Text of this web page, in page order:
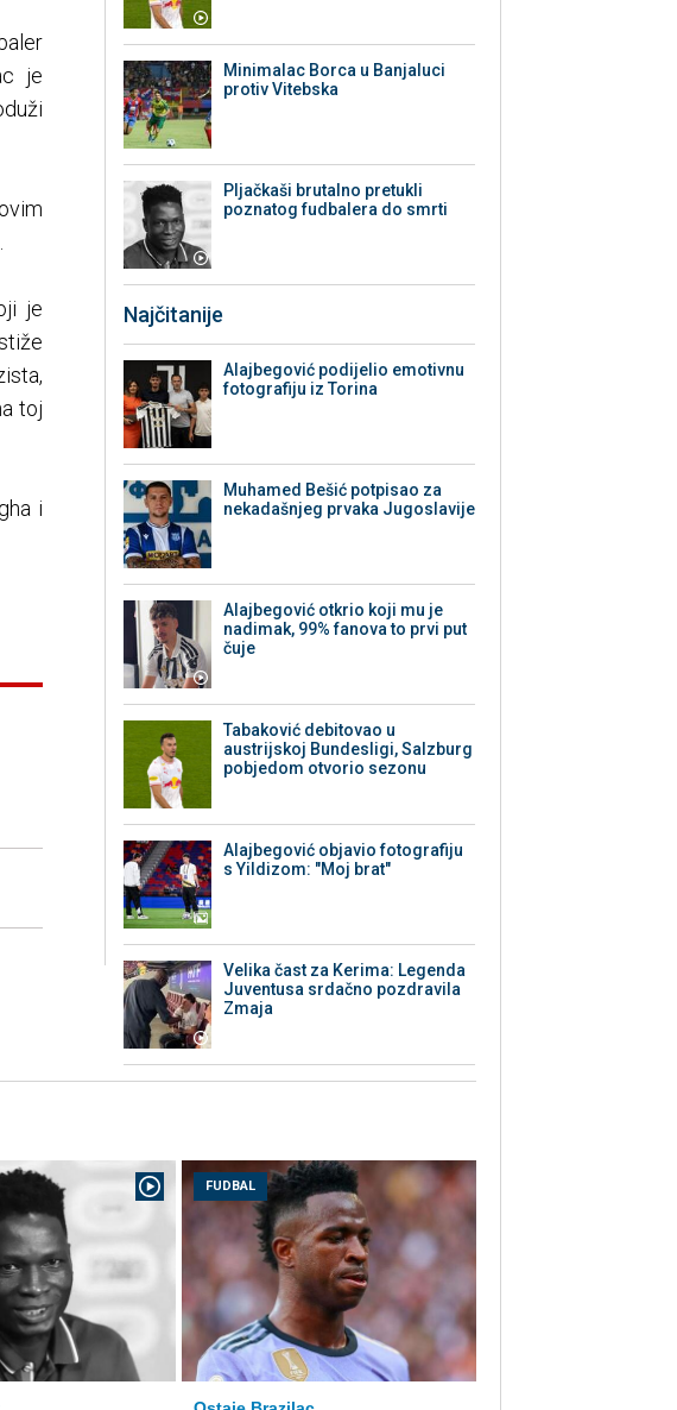
je
je
toj
i
Minimalac Borca u Banjaluci
protiv Vitebska
Pljačkaši brutalno pretukli
poznatog fudbalera do smrti
Najčitanije
Alajbegović podijelio emotivnu
fotografiju iz Torina
Muhamed Bešić potpisao za
nekadašnjeg prvaka Jugoslavije
Alajbegović otkrio koji mu je
nadimak, 99% fanova to prvi put
čuje
Tabaković debitovao u
austrijskoj Bundesligi, Salzburg
pobjedom otvorio sezonu
Alajbegović objavio fotografiju
s Yildizom: "Moj brat"
Velika čast za Kerima: Legenda
Juventusa srdačno pozdravila
Zmaja
FUDBAL